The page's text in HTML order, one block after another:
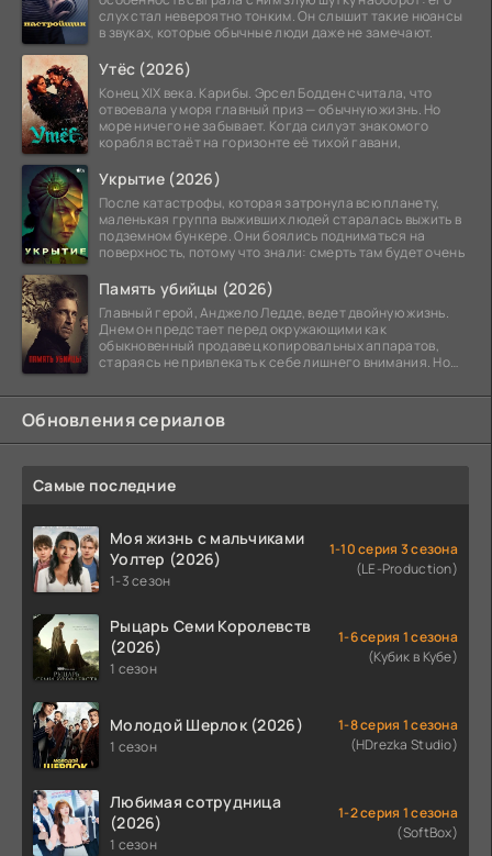
слух стал невероятно тонким. Он слышит такие нюансы
в звуках, которые обычные люди даже не замечают.
Утёс (2026)
Конец XIX века. Карибы. Эрсел Бодден считала, что
отвоевала у моря главный приз — обычную жизнь. Но
море ничего не забывает. Когда силуэт знакомого
корабля встаёт на горизонте её тихой гавани,
Укрытие (2026)
После катастрофы, которая затронула всю планету,
маленькая группа выживших людей старалась выжить в
подземном бункере. Они боялись подниматься на
поверхность, потому что знали: смерть там будет очень
Память убийцы (2026)
Главный герой, Анджело Ледде, ведет двойную жизнь.
Днем он предстает перед окружающими как
обыкновенный продавец копировальных аппаратов,
стараясь не привлекать к себе лишнего внимания. Но
Обновления сериалов
Самые последние
Моя жизнь с мальчиками
Уолтер (2026)
1-3 сезон
1-10 серия 3 сезона
(LE-Production)
Рыцарь Семи Королевств
(2026)
1 сезон
1-6 серия 1 сезона
(Кубик в Кубе)
Молодой Шерлок (2026)
1 сезон
1-8 серия 1 сезона
(HDrezka Studio)
Любимая сотрудница
(2026)
1 сезон
1-2 серия 1 сезона
(SoftBox)